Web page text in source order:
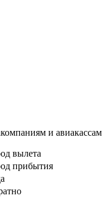
и авиакассам
вылета
прибытия